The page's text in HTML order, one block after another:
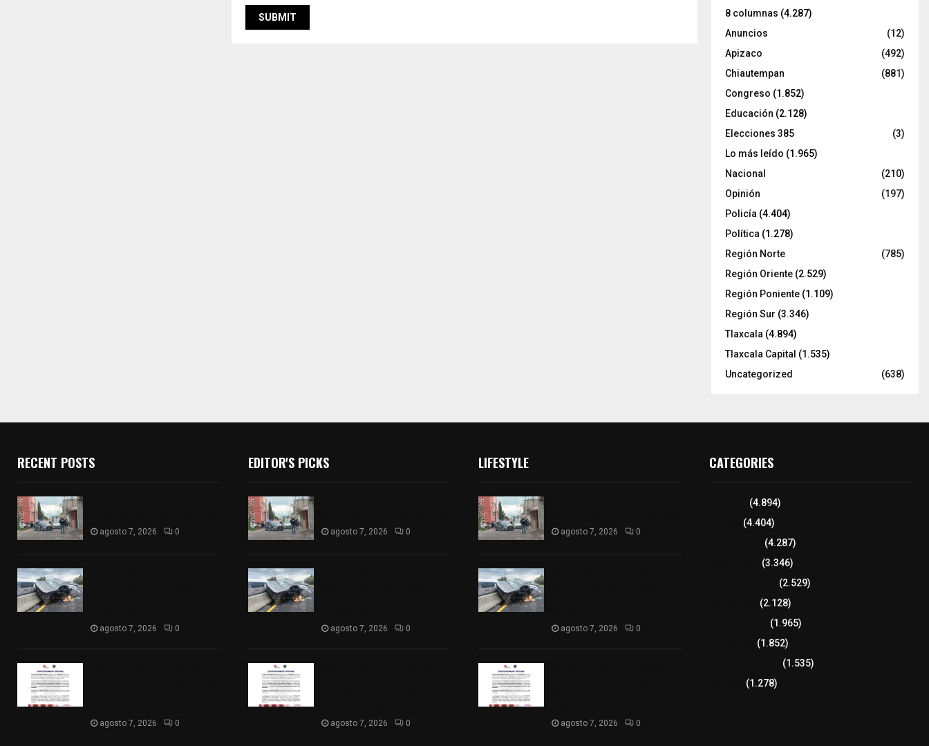
8 columnas (4.287)
Anuncios
(12)
Apizaco
(492)
Chiautempan
(881)
Congreso (1.852)
Educación (2.128)
Elecciones 385
(3)
Lo más leído (1.965)
Nacional
(210)
Opinión
(197)
Policía (4.404)
Política (1.278)
Región Norte
(785)
Región Oriente (2.529)
Región Poniente (1.109)
Región Sur (3.346)
Tlaxcala (4.894)
Tlaxcala Capital (1.535)
Uncategorized
(638)
RECENT POSTS
agosto 7, 2026 0
agosto 7, 2026 0
agosto 7, 2026 0
EDITOR'S PICKS
agosto 7, 2026 0
agosto 7, 2026 0
agosto 7, 2026 0
LIFESTYLE
agosto 7, 2026 0
agosto 7, 2026 0
agosto 7, 2026 0
CATEGORIES
(4.894)
(4.404)
(4.287)
(3.346)
(2.529)
(2.128)
(1.965)
(1.852)
(1.535)
(1.278)